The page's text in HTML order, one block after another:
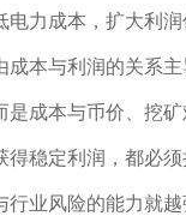
力成本，扩大利
本与利润的关系主
成本与币价、挖
稳定利润，都必
业风险的能力就